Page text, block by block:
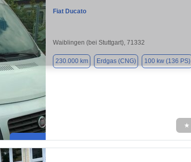
Fiat Ducato
Waiblingen (bei Stuttgart), 71332
230.000 km Erdgas (CNG) 100 kw (136 PS)
★